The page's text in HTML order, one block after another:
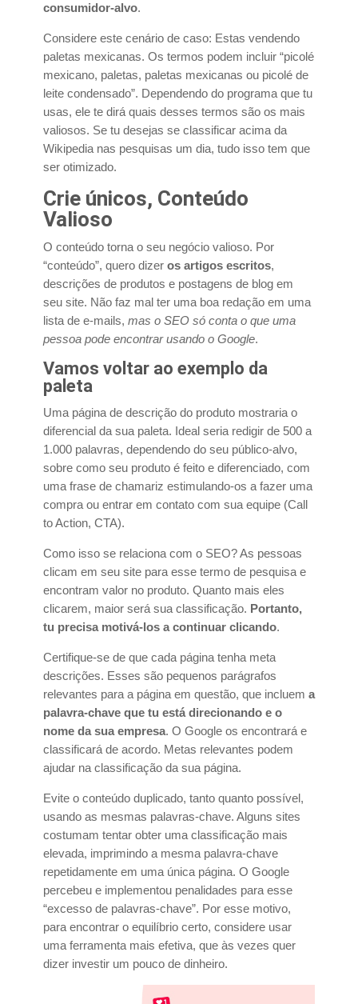
consumidor-alvo.
Considere este cenário de caso: Estas vendendo
paletas mexicanas. Os termos podem incluir “picolé
mexicano, paletas, paletas mexicanas ou picolé de
leite condensado”. Dependendo do programa que tu
usas, ele te dirá quais desses termos são os mais
valiosos. Se tu desejas se classificar acima da
Wikipedia nas pesquisas um dia, tudo isso tem que
ser otimizado.
Crie únicos, Conteúdo
Valioso
O conteúdo torna o seu negócio valioso. Por
“conteúdo”, quero dizer os artigos escritos,
descrições de produtos e postagens de blog em
seu site. Não faz mal ter uma boa redação em uma
lista de e-mails, mas o SEO só conta o que uma
pessoa pode encontrar usando o Google.
Vamos voltar ao exemplo da
paleta
Uma página de descrição do produto mostraria o
diferencial da sua paleta. Ideal seria redigir de 500 a
1.000 palavras, dependendo do seu público-alvo,
sobre como seu produto é feito e diferenciado, com
uma frase de chamariz estimulando-os a fazer uma
compra ou entrar em contato com sua equipe (Call
to Action, CTA).
Como isso se relaciona com o SEO? As pessoas
clicam em seu site para esse termo de pesquisa e
encontram valor no produto. Quanto mais eles
clicarem, maior será sua classificação. Portanto,
tu precisa motivá-los a continuar clicando.
Certifique-se de que cada página tenha meta
descrições. Esses são pequenos parágrafos
relevantes para a página em questão, que incluem a
palavra-chave que tu está direcionando e o
nome da sua empresa. O Google os encontrará e
classificará de acordo. Metas relevantes podem
ajudar na classificação da sua página.
Evite o conteúdo duplicado, tanto quanto possível,
usando as mesmas palavras-chave. Alguns sites
costumam tentar obter uma classificação mais
elevada, imprimindo a mesma palavra-chave
repetidamente em uma única página. O Google
percebeu e implementou penalidades para esse
“excesso de palavras-chave”. Por esse motivo,
para encontrar o equilíbrio certo, considere usar
uma ferramenta mais efetiva, que às vezes quer
dizer investir um pouco de dinheiro.